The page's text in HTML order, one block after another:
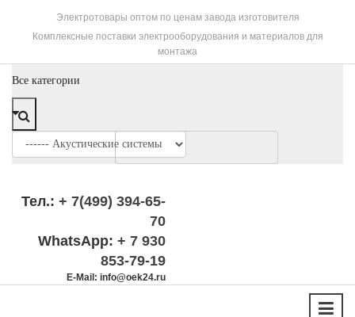
Электротовары оптом по ценам завода изготовителя
Комплексные поставки электрооборудования и материалов для
монтажа
Все категории
Тел.: + 7(499) 394-65-
70
WhatsApp: + 7 930
853-79-19
E-Mail: info@oek24.ru